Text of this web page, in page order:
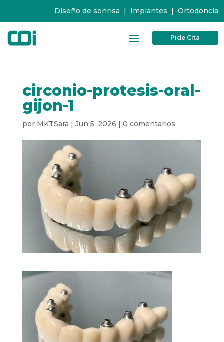
Diseño de sonrisa | Implantes | Ortodoncia
Pide Cita
circonio-protesis-oral-
gijon-1
por MKTSara | Jun 5, 2026 | 0 comentarios